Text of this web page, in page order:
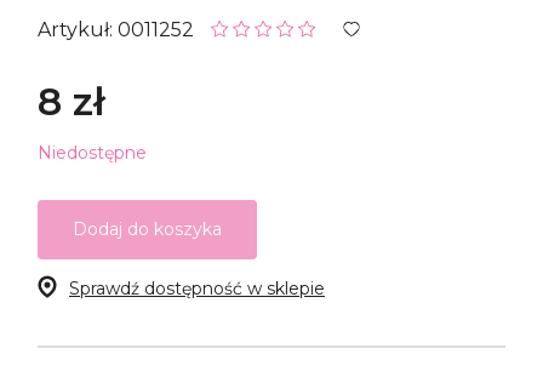
Artykuł: 0011252
8 zł
Niedostępne
Dodaj do koszyka
Sprawdź dostępność w sklepie